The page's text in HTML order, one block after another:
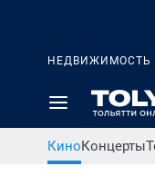
НЕДВИЖИМОСТЬ
КиноКонцерты